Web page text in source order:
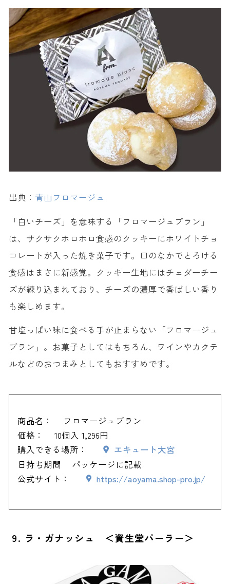
出典： 青山フロマージュ
「白いチーズ」を意味する「フロマージュブラン」
は、サクサクホロホロ食感のクッキーにホワイトチョ
コレートが入った焼き菓子です。口のなかでとろける
食感はまさに新感覚。クッキー生地にはチェダーチー
ズが練り込まれており、チーズの濃厚で香ばしい香り
も楽しめます。
甘塩っぱい味に食べる手が止まらない「フロマージュ
ブラン」。お菓子としてはもちろん、ワインやカクテ
ルなどのおつまみとしてもおすすめです。
商品名：
フロマージュブラン
価格：
10個入 1,296円
購入できる場所：
エキュート大宮
日持ち期間
パッケージに記載
公式サイト：
https://aoyama.shop-pro.jp/
9. ラ・ガナッシュ ＜資生堂パーラー＞